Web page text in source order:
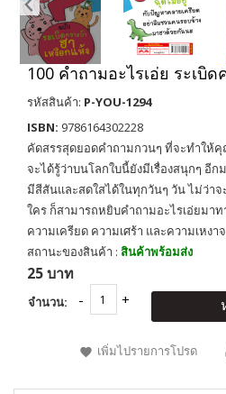
100 คำถามอะไรเอ่ย ระเบิ
รหัสสินค้า: P-YOU-1294
ISBN: 9786164302228
คัดสรรสุดยอดคำถามกวนๆ ที่จะทำให้
จะได้รู้ว่าบนโลกใบนี้ยังมีเรื่องสนุกๆ อี
มีสีสันและสดใสได้ในทุกวันๆ วัน ไม่ว่า
ใคร ก็สามารถหยิบคำถามอะไรเอ่ยมาท
ความเครียด ความเศร้า และความเหง
สถานะของสินค้า : สินค้าพร้อมส่ง
25 บาท
จำนวน:
เพิ่มไปรายการโปรด